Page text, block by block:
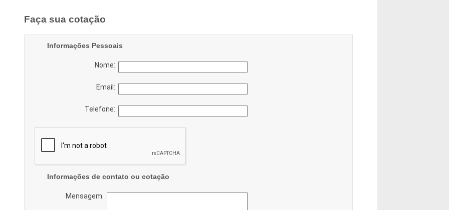
Faça sua cotação
Informações Pessoais
Nome:
Email:
Telefone:
Informações de contato ou cotação
Mensagem: